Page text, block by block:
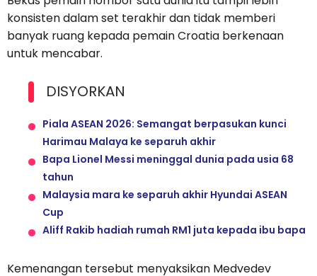
konsisten dalam set terakhir dan tidak memberi
banyak ruang kepada pemain Croatia berkenaan
untuk mencabar.
DISYORKAN
Piala ASEAN 2026: Semangat berpasukan kunci
Harimau Malaya ke separuh akhir
Bapa Lionel Messi meninggal dunia pada usia 68
tahun
Malaysia mara ke separuh akhir Hyundai ASEAN
Cup
Aliff Rakib hadiah rumah RM1 juta kepada ibu bapa
Kemenangan tersebut menyaksikan Medvedev